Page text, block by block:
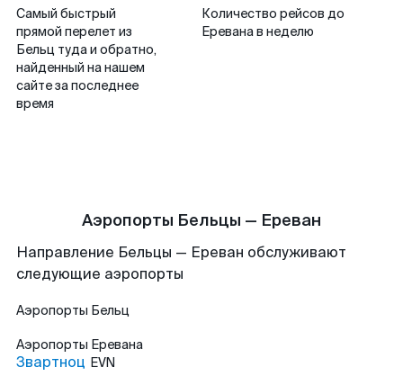
Самый быстрый
прямой перелет из
Бельц туда и обратно,
найденный на нашем
сайте за последнее
время
Количество рейсов до
Еревана в неделю
Аэропорты Бельцы — Ереван
Направление Бельцы — Ереван обслуживают
следующие аэропорты
Аэропорты Бельц
Аэропорты Еревана
Звартноц EVN